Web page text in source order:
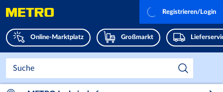
Online-Marktplatz Großmarkt
Registrieren/Login